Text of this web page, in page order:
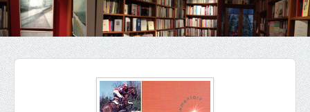
Εκδηλώσεις
Επικοινωνία